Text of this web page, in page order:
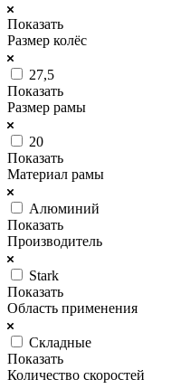
Показать
Размер колёс
27,5
Показать
Размер рамы
20
Показать
Материал рамы
Алюминий
Показать
Производитель
Stark
Показать
Область применения
Складные
Показать
Количество скоростей